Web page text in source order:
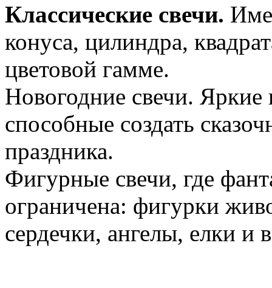
Классические свечи.
конуса, цилиндра,
цветовой гамме.
Новогодние свечи.
способные создать
праздника.
Фигурные свечи, где
ограничена: фигурки
сердечки, ангелы, елки и